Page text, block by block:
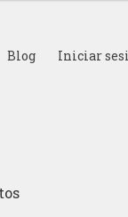
Blog Iniciar